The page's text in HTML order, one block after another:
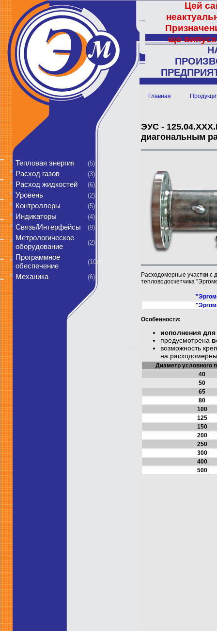
* Тепловая энергия (5)
* Расход газов (3)
* Расход жидкостей (6)
* Уровень (2)
* Контроллеры (5)
* Индикаторы (4)
* Связь/Интерфейсы (9)
* Метрологическое
оборудование
(2)
* Программное
обеспечение
(10)
* Механика (6)
Цей
що
Главная
ЭУС -
диагональным
Расходомерные участки с
тепловодосчетчика
Особенности:
исполнения
предусмотрена
возможность
на
Диаметр условного
40
50
65
80
100
125
150
200
250
300
400
500